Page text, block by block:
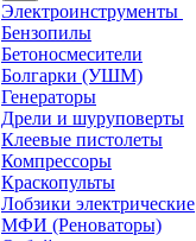
Электроинструменты
Бензопилы
Бетоносмесители
Болгарки (УШМ)
Генераторы
Дрели и шуруповерты
Клеевые пистолеты
Компрессоры
Краскопульты
Лобзики электрические
МФИ (Реноваторы)